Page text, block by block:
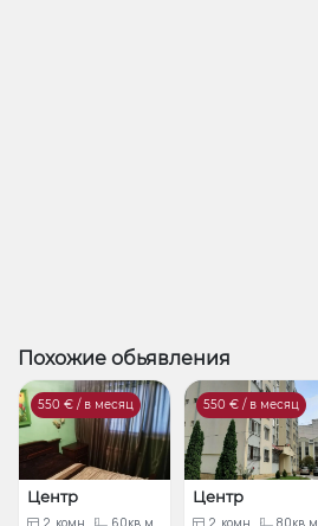
Похожие обьявления
550 € / в месяц
Центр
550 € / в месяц
Центр